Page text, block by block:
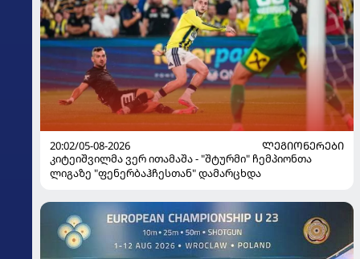
20:02/05-08-2026
ᲚᲔᲒᲘᲝᲜᲔᲠᲔᲑᲘ
კიტეიშვილმა ვერ ითამაშა - "შტურმი" ჩემპიონთა
ლიგაზე "ფენერბაჰჩესთან" დამარცხდა